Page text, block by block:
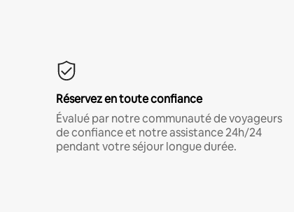
Réservez en toute confiance
Évalué par notre communauté de voyageurs
de confiance et notre assistance 24h/24
pendant votre séjour longue durée.